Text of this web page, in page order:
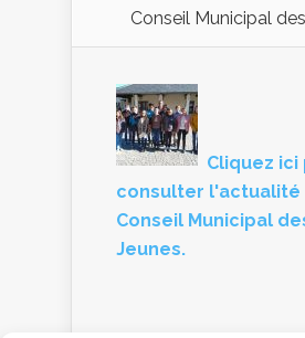
Conseil Municipal
Cliquez ici
consulter l'actualité
Conseil Municipal
Jeunes.